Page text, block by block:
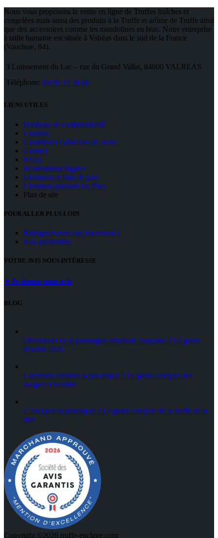
Nous vous proposons la vente en ligne de Truffes fraîches et
congelées mais aussi des produits à la Truffe et arôme de Truffe ainsi
que des accessoires comme les mandolines en bois. Notre entreprise
à taille humaine est située à Valréas dans le sud de la France
(Vaucluse, 84).
3 Lotissement du Lac – rue du Grand Vallat, 84600 VALREAS
Téléphone: 04 90 37 34 08
LIENS UTILES
Politique de confidentialité
Cookies
Conditions Générales de vente
Contact
FAQs
Informations légales
Livraison et frais de port
Livraison pendant les fêtes
Plan de site
POUR ALLER PLUS LOIN
Rejoignez-nous sur Facebook !
Nos partenaires
VOTRE AVIS NOUS INTÉRESSE
⭐ Je donne mon avis
BLOG
Où trouver de la poutargue artisanale française ? Le guide
d’achat 2026
Comment cuisiner la poutargue ? Le guide complet des
usages et recettes
C’est quoi la poutargue ? Le guide complet de la truffe de la
mer
Copyright ©2026 truffe-enclave.com